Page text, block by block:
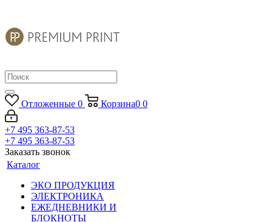
Отложенные 0 Корзина0 0
+7 495 363-87-53
+7 495 363-87-53
Заказать звонок
Каталог
ЭКО ПРОДУКЦИЯ
ЭЛЕКТРОНИКА
ЕЖЕДНЕВНИКИ И
БЛОКНОТЫ